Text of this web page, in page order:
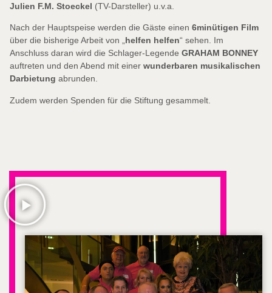
Julien F.M. Stoeckel (TV-Darsteller) u.v.a.
Nach der Hauptspeise werden die Gäste einen 6minütigen Film
über die bisherige Arbeit von „helfen helfen“ sehen. Im
Anschluss daran wird die Schlager-Legende GRAHAM BONNEY
auftreten und den Abend mit einer wunderbaren musikalischen
Darbietung abrunden.
Zudem werden Spenden für die Stiftung gesammelt.